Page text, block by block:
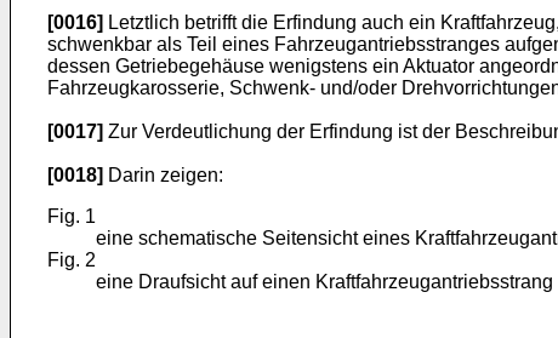
[0016] Letztlich betrifft die Erfindung auch ein
schwenkbar als Teil eines Fahrzeugantriebsstranges
dessen Getriebegehäuse wenigstens ein Aktuator
Fahrzeugkarosserie, Schwenk- und/oder
[0017] Zur Verdeutlichung der Erfindung ist der
[0018] Darin zeigen:
Fig. 1
eine schematische Seitensicht eines
Fig. 2
eine Draufsicht auf einen